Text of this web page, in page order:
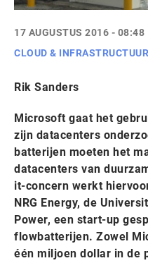
17 AUGUSTUS 2016 - 08:48
CLOUD & INFRASTRUCTUUR
Rik Sanders
Microsoft gaat het
zijn datacenters
batterijen moeten het
datacenters van
it-concern werkt
NRG Energy, de
Power, een start-up
flowbatterijen. Zowel
één miljoen dollar in de